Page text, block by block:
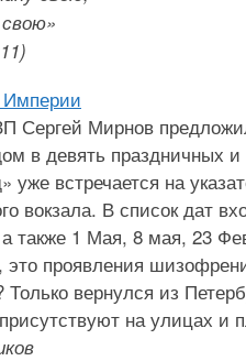
Сергей Мирнов
в девять праздничных
уже встречается на
вокзала. В список дат
также 1 Мая, 8 мая, 23
проявления
Только вернулся из
на улицах и